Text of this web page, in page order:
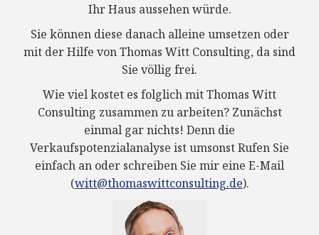
Ihr Haus aussehen würde.
Sie können diese danach alleine umsetzen oder
mit der Hilfe von Thomas Witt Consulting, da sind
Sie völlig frei.
Wie viel kostet es folglich mit Thomas Witt
Consulting zusammen zu arbeiten? Zunächst
einmal gar nichts! Denn die
Verkaufspotenzialanalyse ist umsonst Rufen Sie
einfach an oder schreiben Sie mir eine E-Mail
(witt@thomaswittconsulting.de).